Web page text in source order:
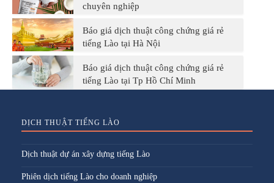
chuyên nghiệp
Báo giá dịch thuật công chứng giá rẻ
tiếng Lào tại Hà Nội
Báo giá dịch thuật công chứng giá rẻ
tiếng Lào tại Tp Hồ Chí Minh
DỊCH THUẬT TIẾNG LÀO
Dịch thuật dự án xây dựng tiếng Lào
Phiên dịch tiếng Lào cho doanh nghiệp